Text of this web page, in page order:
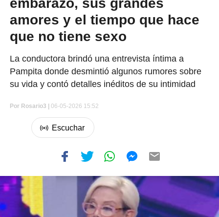
embarazo, sus grandes
amores y el tiempo que hace
que no tiene sexo
La conductora brindó una entrevista íntima a
Pampita donde desmintió algunos rumores sobre
su vida y contó detalles inéditos de su intimidad
Por Rosario3 | 06-05-2026 15:52